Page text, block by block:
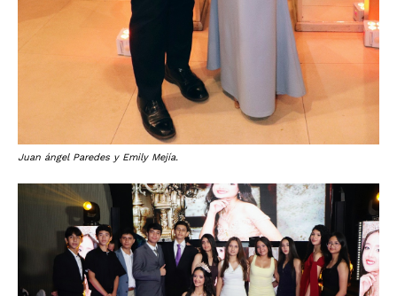
Juan ángel Paredes y Emily Mejía.